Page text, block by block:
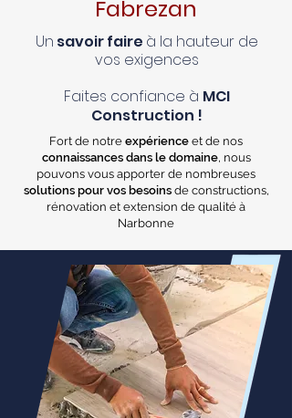
Fabrezan
Un savoir faire à la hauteur de
vos exigences
Faites confiance à MCI
Construction !
Fort de notre expérience et de nos
connaissances dans le domaine, nous
pouvons vous apporter de nombreuses
solutions pour vos besoinsde constructions,
rénovation et extension de qualité à
Narbonne